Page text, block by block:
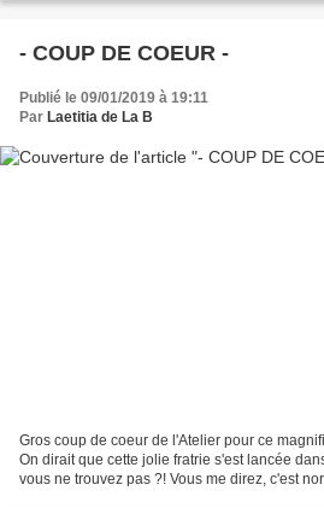
- COUP DE COEUR -
Publié le 09/01/2019 à 19:11
Par Laetitia de La B
Gros coup de coeur de l'Atelier pour ce
On dirait que cette jolie fratrie s'est lancée
vous ne trouvez pas ?! Vous me direz, c'est